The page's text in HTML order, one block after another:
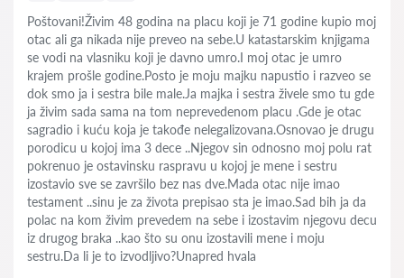
Poštovani!Živim 48 godina na placu koji je 71 godine kupio moj
otac ali ga nikada nije preveo na sebe.U katastarskim knjigama
se vodi na vlasniku koji je davno umro.I moj otac je umro
krajem prošle godine.Posto je moju majku napustio i razveo se
dok smo ja i sestra bile male.Ja majka i sestra živele smo tu gde
ja živim sada sama na tom neprevedenom placu .Gde je otac
sagradio i kuću koja je takođe nelegalizovana.Osnovao je drugu
porodicu u kojoj ima 3 dece ..Njegov sin odnosno moj polu rat
pokrenuo je ostavinsku raspravu u kojoj je mene i sestru
izostavio sve se završilo bez nas dve.Mada otac nije imao
testament ..sinu je za života prepisao sta je imao.Sad bih ja da
polac na kom živim prevedem na sebe i izostavim njegovu decu
iz drugog braka ..kao što su onu izostavili mene i moju
sestru.Da li je to izvodljivo?Unapred hvala